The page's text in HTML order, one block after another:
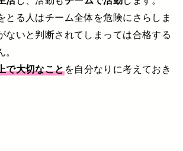
とる人はチーム全体を危険にさらしま
ないと判断されてしまっては合格する
で大切なことを自分なりに考えておき